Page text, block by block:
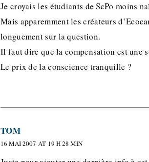
Je croyais les étudiants de ScPo moins
Mais apparemment les créateurs
longuement sur la question.
Il faut dire que la compensation est une
Le prix de la conscience tranquille ?
TOM
16 MAI 2007 AT 19 H 28 MIN